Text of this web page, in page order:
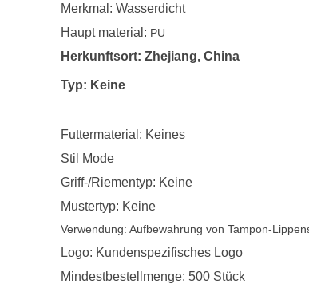
Merkmal: Wasserdicht
Haupt material: PU
Herkunftsort: Zhejiang, China
Typ: Keine
Futtermaterial: Keines
Stil Mode
Griff-/Riementyp: Keine
Mustertyp: Keine
Verwendung: Aufbewahrung von Tampon-
Logo: Kundenspezifisches Logo
Mindestbestellmenge: 500 Stück